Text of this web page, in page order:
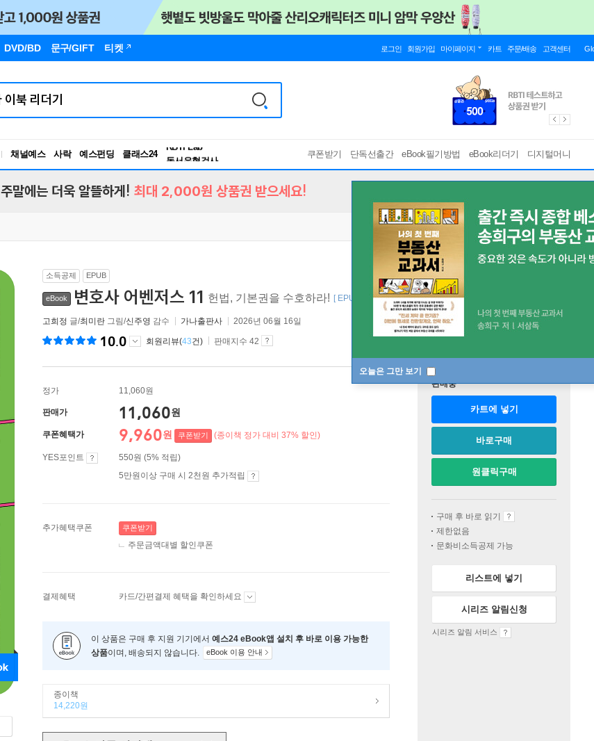
DVD/BD 문구/GIFT 티켓 로그인 회원가입 마이페이지 카트 주문/배송 고객센터
채널예스 사락 예스펀딩 클래스24
독서유형검사
RBTI Lab
쿠폰받기 단독선출간 eBook필기방법 eBook리더기 디지털머니
오늘은 그만 보기
주말에는 더욱 알뜰하게! 최대 2,000원 상품권 받으세요!
소득공제 EPUB
eBook 변호사 어벤저스 11 헌법, 기본권을 수호하라! [ EPUB ]
고희정 글/최미란 그림/신주영 감수 가나출판사 2026년 06월 16일
10.0 회원리뷰(43건) 판매지수 42
정가 11,060원
판매가 11,060원
쿠폰혜택가 9,960원 쿠폰받기 (종이책 정가 대비 37% 할인)
YES포인트
550원 (5% 적립)
5만원이상 구매 시 2천원 추가적립
추가혜택쿠폰 쿠폰받기
주문금액대별 할인쿠폰
결제혜택 카드/간편결제 혜택을 확인하세요
이 상품은 구매 후 지원 기기에서 예스24 eBook앱 설치 후 바로 이용 가능한
상품이며, 배송되지 않습니다. eBook 이용 안내
종이책
14,220원
판매중
카트에 넣기
바로구매
원클릭구매
구매 후 바로 읽기
제한없음
문화비소득공제 가능
리스트에 넣기
시리즈 알림신청
시리즈 알림 서비스